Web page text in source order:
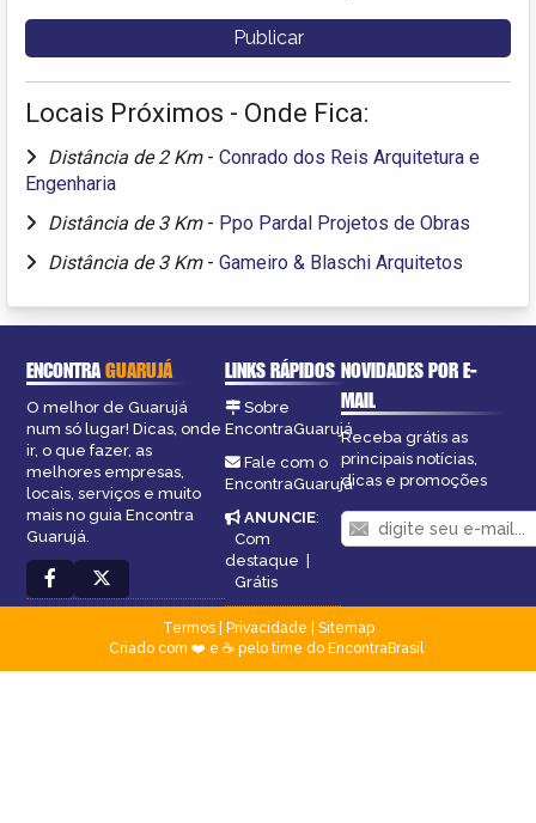
Locais Próximos - Onde Fica:
Distância de 2 Km - Conrado dos Reis Arquitetura e
Engenharia
Distância de 3 Km - Ppo Pardal Projetos de Obras
Distância de 3 Km - Gameiro & Blaschi Arquitetos
ENCONTRAGUARUJÁ
O melhor de Guarujá
num só lugar! Dicas, onde
ir, o que fazer, as
melhores empresas,
locais, serviços e muito
mais no guia Encontra
Guarujá.
LINKS RÁPIDOS
Sobre
EncontraGuarujá
Fale com o
EncontraGuarujá
ANUNCIE:
Com
destaque
Grátis
NOVIDADES POR E-
MAIL
Receba grátis as
principais notícias,
dicas e promoções
Termos| Privacidade
Sitemap
Criado com ❤️ e ☕ pelo time do EncontraBrasil